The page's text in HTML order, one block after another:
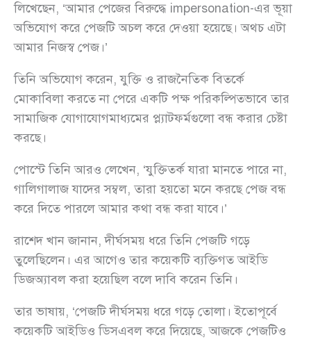
লিখেছেন, ‘আমার পেজের বিরুদ্ধে impersonation-এর ভূয়া
অভিযোগ করে পেজটি অচল করে দেওয়া হয়েছে। অথচ এটা
আমার নিজস্ব পেজ।’
তিনি অভিযোগ করেন, যুক্তি ও রাজনৈতিক বিতর্কে
মোকাবিলা করতে না পেরে একটি পক্ষ পরিকল্পিতভাবে তার
সামাজিক যোগাযোগমাধ্যমের প্ল্যাটফর্মগুলো বন্ধ করার চেষ্টা
করছে।
পোস্টে তিনি আরও লেখেন, ‘যুক্তিতর্ক যারা মানতে পারে না,
গালিগালাজ যাদের সম্বল, তারা হয়তো মনে করছে পেজ বন্ধ
করে দিতে পারলে আমার কথা বন্ধ করা যাবে।’
রাশেদ খান জানান, দীর্ঘসময় ধরে তিনি পেজটি গড়ে
তুলেছিলেন। এর আগেও তার কয়েকটি ব্যক্তিগত আইডি
ডিজঅ্যাবল করা হয়েছিল বলে দাবি করেন তিনি।
তার ভাষায়, ‘পেজটি দীর্ঘসময় ধরে গড়ে তোলা। ইতোপূর্বে
কয়েকটি আইডিও ডিসএবল করে দিয়েছে, আজকে পেজটিও